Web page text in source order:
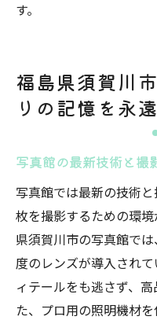
す。
福島県須賀川
りの記憶を永
写真館の最新技術と撮
写真館では最新の技術
枚を撮影するための環
県須賀川市の写真館で
度のレンズが導入され
ィテールをも逃さず、
た、プロ用の照明機材